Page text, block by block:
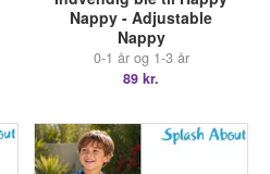
Nappy - Adjustable
Nappy
0-1 år og 1-3 år
89 kr.